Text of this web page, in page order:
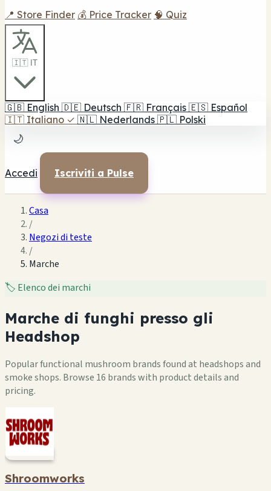
📍 Store Finder 💰 Price Tracker 🧠 Quiz
🇮🇹 IT
🇬🇧 English 🇩🇪 Deutsch 🇫🇷 Français 🇪🇸 Español
🇮🇹 Italiano ✓ 🇳🇱 Nederlands 🇵🇱 Polski
🌙
Accedi Iscriviti a Pulse
Casa
/
Negozi di teste
/
Marche
🏷️ Elenco dei marchi
Marche di funghi presso gli
Headshop
Popular functional mushroom brands found at headshops and
smoke shops. Browse 16 brands with product details and
pricing.
Shroomworks